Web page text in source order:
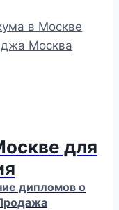
в Москве
Москва
для
дипломов о